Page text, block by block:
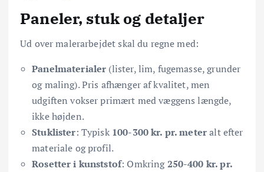
Paneler, stuk og detaljer
Ud over malerarbejdet skal du regne med:
Panelmaterialer (lister, lim, fugemasse, grunder
og maling). Pris afhænger af kvalitet, men
udgiften vokser primært med væggens længde,
ikke højden.
Stuklister: Typisk 100-300 kr. pr. meteralt efter
materiale og profil.
Rosetter i kunststof: Omkring250-400 kr. pr.